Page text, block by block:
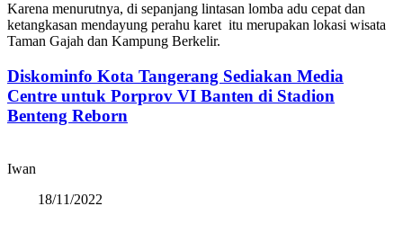
Karena menurutnya, di sepanjang lintasan lomba adu cepat dan
ketangkasan mendayung perahu karet itu merupakan lokasi wisata
Taman Gajah dan Kampung Berkelir.
Diskominfo Kota Tangerang Sediakan Media
Centre untuk Porprov VI Banten di Stadion
Benteng Reborn
Iwan
18/11/2022